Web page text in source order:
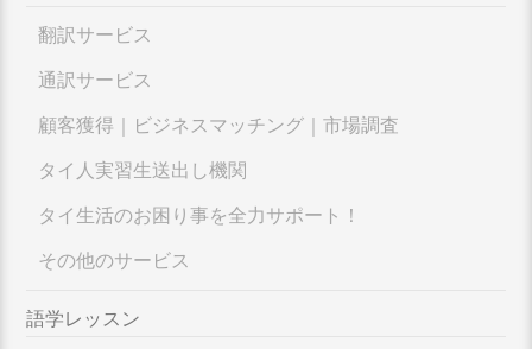
翻訳サービス
通訳サービス
顧客獲得｜ビジネスマッチング｜市場調査
タイ人実習生送出し機関
タイ生活のお困り事を全力サポート！
その他のサービス
語学レッスン